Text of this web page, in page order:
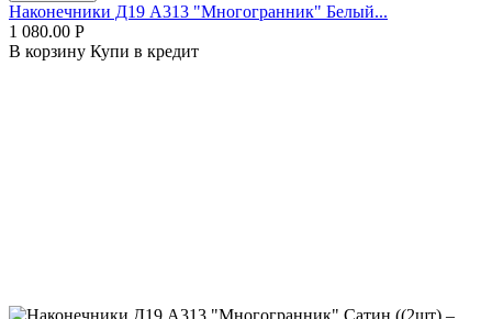
Наконечники Д19 А313 "Многогранник" Белый...
1 080.00 Р
В корзину Купи в кредит